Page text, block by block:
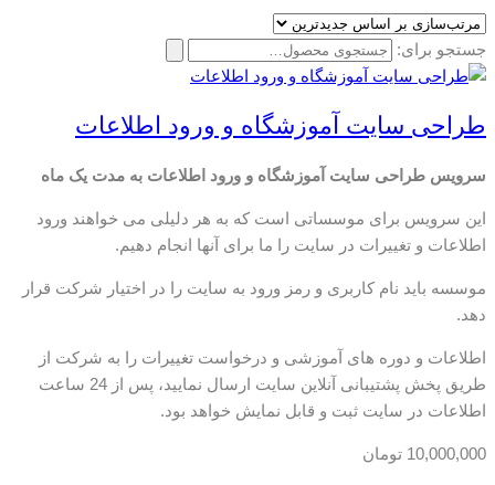
جستجو برای:
طراحی سایت آموزشگاه و ورود اطلاعات
سرویس طراحی سایت آموزشگاه و ورود اطلاعات به مدت یک ماه
این سرویس برای موسساتی است که به هر دلیلی می خواهند ورود
اطلاعات و تغییرات در سایت را ما برای آنها انجام دهیم.
موسسه باید نام کاربری و رمز ورود به سایت را در اختیار شرکت قرار
دهد.
اطلاعات و دوره های آموزشی و درخواست تغییرات را به شرکت از
طریق پخش پشتیبانی آنلاین سایت ارسال نمایید، پس از 24 ساعت
اطلاعات در سایت ثبت و قابل نمایش خواهد بود.
10,000,000 تومان